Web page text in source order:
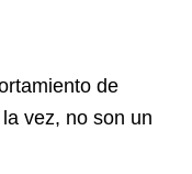
de
vez, no son un